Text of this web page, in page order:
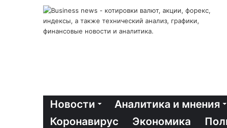
Новости Аналитика и мнения
Коронавирус
Экономика